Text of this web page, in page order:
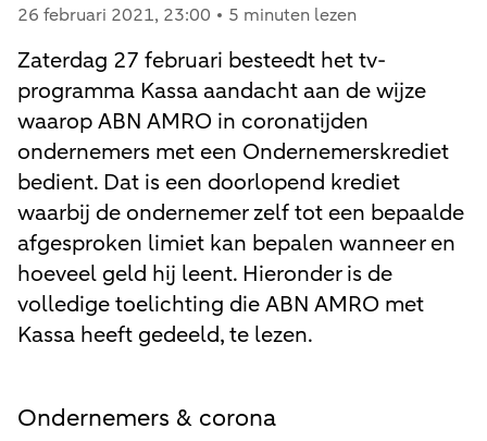
26 februari 2021, 23:00 5 minuten lezen
Zaterdag 27 februari besteedt het tv-
programma Kassa aandacht aan de wijze
waarop ABN AMRO in coronatijden
ondernemers met een Ondernemerskrediet
bedient. Dat is een doorlopend krediet
waarbij de ondernemer zelf tot een bepaalde
afgesproken limiet kan bepalen wanneer en
hoeveel geld hij leent. Hieronder is de
volledige toelichting die ABN AMRO met
Kassa heeft gedeeld, te lezen.
Ondernemers & corona